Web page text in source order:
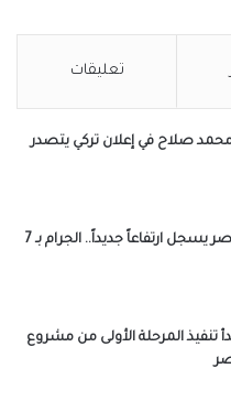
تعليقات
صلاح في إعلان تركي يتصدر
سعر الذهب في مصر يسجل ارتفاعاً جديداً.. الجرام بـ 7
تنفيذ المرحلة الأولى من مشروع